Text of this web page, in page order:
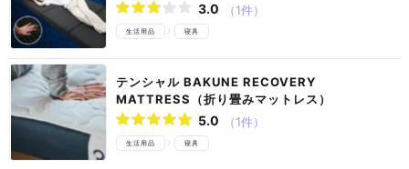
3.0 （1件）
生活用品 寝具
テンシャル BAKUNE RECOVERY
MATTRESS（折り畳みマットレス）
5.0 （1件）
生活用品 寝具